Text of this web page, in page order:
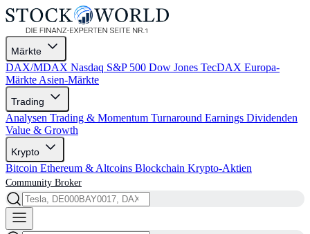
Märkte
DAX/MDAX Nasdaq S&P 500 Dow Jones TecDAX Europa-
Märkte Asien-Märkte
Trading
Analysen Trading & Momentum Turnaround Earnings Dividenden
Value & Growth
Krypto
Bitcoin Ethereum & Altcoins Blockchain Krypto-Aktien
Community Broker